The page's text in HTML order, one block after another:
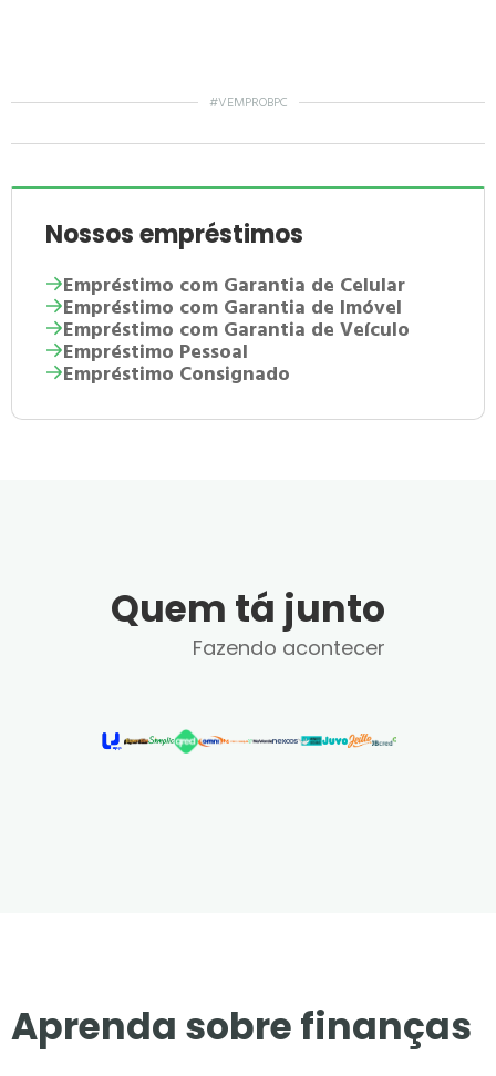
#VEMPROBPC
Nossos empréstimos
Empréstimo com Garantia de Celular
Empréstimo com Garantia de Imóvel
Empréstimo com Garantia de Veículo
Empréstimo Pessoal
Empréstimo Consignado
Quem tá junto
Fazendo acontecer
Aprenda sobre finanças